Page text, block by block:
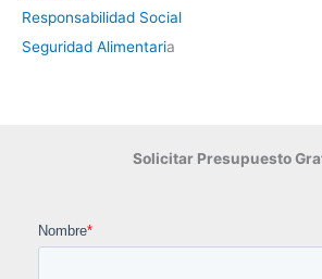
Responsabilidad Social
Seguridad Alimentaria
Solicitar Presupuesto